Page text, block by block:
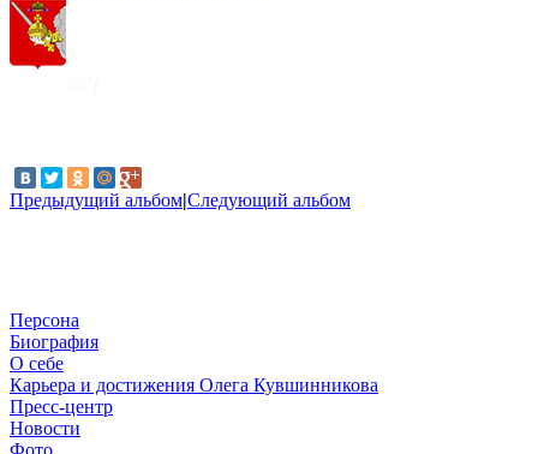
Предыдущий альбом|Следующий альбом
Персона
Биография
О себе
Карьера и достижения Олега Кувшинникова
Пресс-центр
Новости
Фото